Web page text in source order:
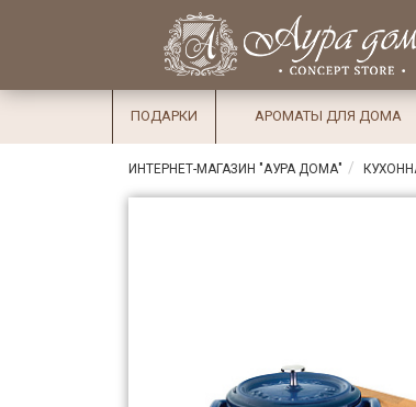
Избранное
×
СалоныДоставка
Оплата
Подарки
Ароматы
для дома
ПОДАРКИ АРОМАТЫ ДЛЯ ДОМА
ИНТЕРНЕТ-МАГАЗИН "АУРА ДОМА"